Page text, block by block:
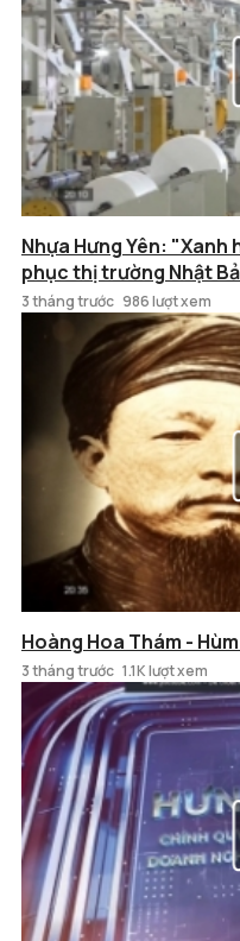
Nhựa Hưng Yên:
phục thị trường Nhật
3 tháng trước 986 lượt xem
Hoàng Hoa Thám -
3 tháng trước 1.1K lượt xem